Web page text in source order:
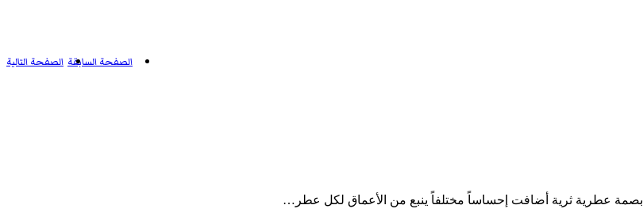
الصفحة السابقة الصفحة التالية
عطرية ثرية أضافت إحساساً مختلفاً ينبع من الأعماق لكل عطر…